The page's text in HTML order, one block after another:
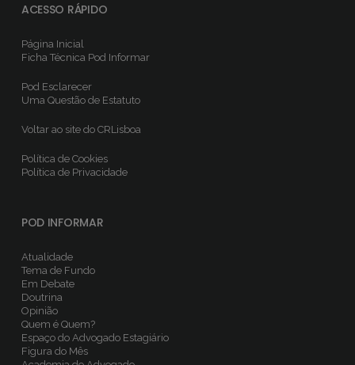
ACESSO RÁPIDO
Página Inicial
Ficha Técnica Pod Informar
Pod Esclarecer
Uma Questão de Estatuto
Voltar ao site do CRLisboa
Política de Cookies
Política de Privacidade
POD INFORMAR
Atualidade
Tema de Fundo
Em Debate
Doutrina
Opinião
Quem é Quem?
Espaço do Advogado Estagiário
Figura do Mês